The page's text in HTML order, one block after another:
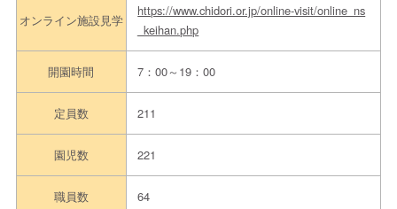
オンライン施設見学
https://www.chidori.or.jp/online-visit/online_ns
_keihan.php
開園時間 7：00～19：00
定員数 211
園児数 221
職員数 64